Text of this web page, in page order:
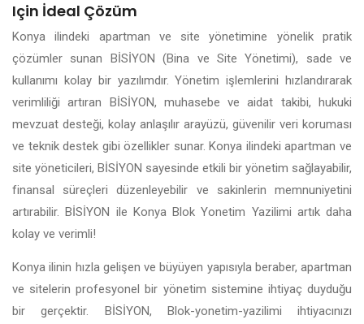
Için İdeal Çözüm
Konya ilindeki apartman ve site yönetimine yönelik pratik
çözümler sunan BİSİYON (Bina ve Site Yönetimi), sade ve
kullanımı kolay bir yazılımdır. Yönetim işlemlerini hızlandırarak
verimliliği artıran BİSİYON, muhasebe ve aidat takibi, hukuki
mevzuat desteği, kolay anlaşılır arayüzü, güvenilir veri koruması
ve teknik destek gibi özellikler sunar. Konya ilindeki apartman ve
site yöneticileri, BİSİYON sayesinde etkili bir yönetim sağlayabilir,
finansal süreçleri düzenleyebilir ve sakinlerin memnuniyetini
artırabilir. BİSİYON ile Konya Blok Yonetim Yazilimi artık daha
kolay ve verimli!
Konya ilinin hızla gelişen ve büyüyen yapısıyla beraber, apartman
ve sitelerin profesyonel bir yönetim sistemine ihtiyaç duyduğu
bir gerçektir. BİSİYON, Blok-yonetim-yazilimi ihtiyacınızı